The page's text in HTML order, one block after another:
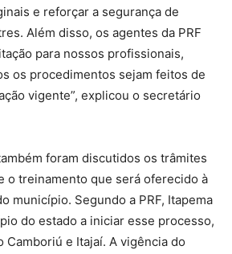
e reforçar a segurança de
Além disso, os agentes da PRF
para nossos profissionais,
os procedimentos sejam feitos de
vigente”, explicou o secretário
foram discutidos os trâmites
o treinamento que será oferecido à
município. Segundo a PRF, Itapema
do estado a iniciar esse processo,
Camboriú e Itajaí. A vigência do